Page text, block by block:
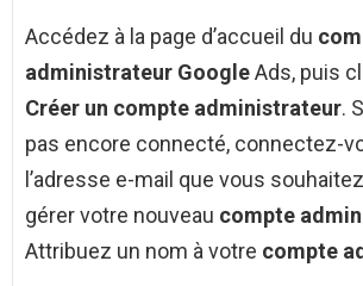
Accédez à la page d’accueil du
administrateur GoogleAds, puis
Créer un compte administrateur.
pas encore connecté, connectez-
l’adresse e-mail que vous
gérer votre nouveau compte
Attribuez un nom à votre compte